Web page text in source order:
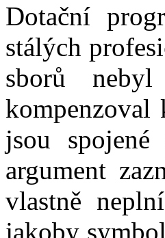
Dotační
stálých
sborů
kompenzoval
jsou
argument
vlastně
jakoby